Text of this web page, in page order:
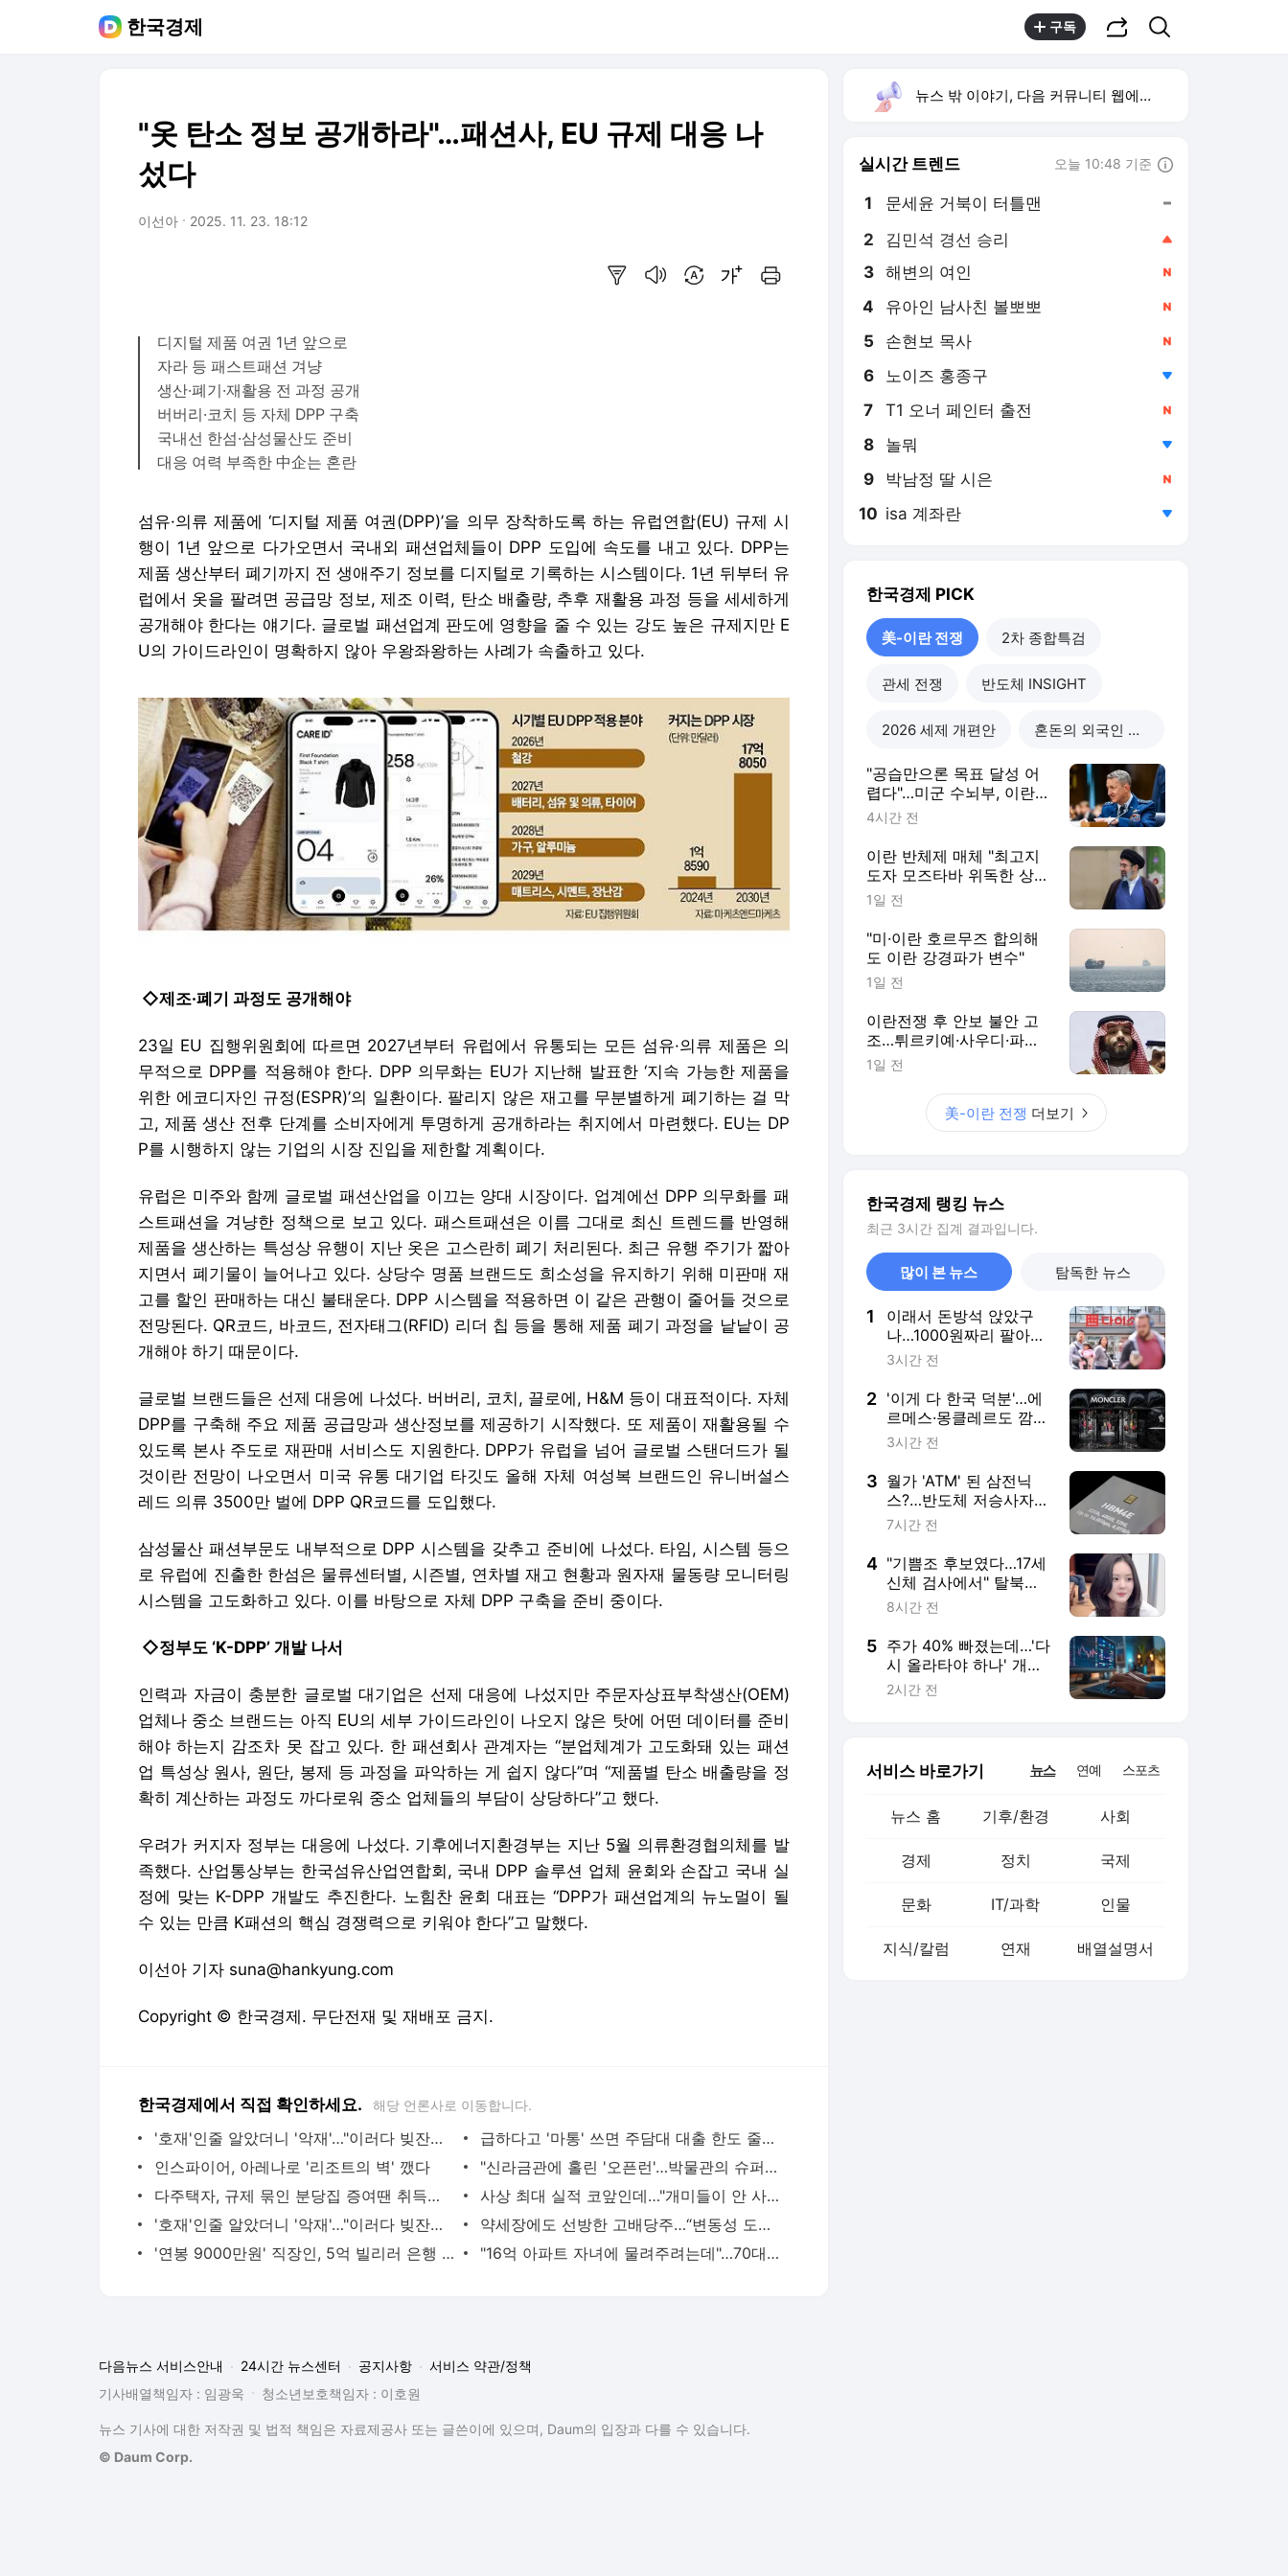
한국경제 구독
"옷 탄소 정보 공개하라"…패션사, EU 규제 대응 나
섰다
이선아 2025. 11. 23. 18:12
디지털 제품 여권 1년 앞으로
자라 등 패스트패션 겨냥
생산·폐기·재활용 전 과정 공개
버버리·코치 등 자체 DPP 구축
국내선 한섬·삼성물산도 준비
대응 여력 부족한 中企는 혼란
섬유·의류 제품에 ‘디지털 제품 여권(DPP)’을 의무 장착하도록 하는 유럽연합(EU) 규제 시
행이 1년 앞으로 다가오면서 국내외 패션업체들이 DPP 도입에 속도를 내고 있다. DPP는
제품 생산부터 폐기까지 전 생애주기 정보를 디지털로 기록하는 시스템이다. 1년 뒤부터 유
럽에서 옷을 팔려면 공급망 정보, 제조 이력, 탄소 배출량, 추후 재활용 과정 등을 세세하게
공개해야 한다는 얘기다. 글로벌 패션업계 판도에 영향을 줄 수 있는 강도 높은 규제지만 E
U의 가이드라인이 명확하지 않아 우왕좌왕하는 사례가 속출하고 있다.
◇제조·폐기 과정도 공개해야
23일 EU 집행위원회에 따르면 2027년부터 유럽에서 유통되는 모든 섬유·의류 제품은 의
무적으로 DPP를 적용해야 한다. DPP 의무화는 EU가 지난해 발표한 ‘지속 가능한 제품을
위한 에코디자인 규정(ESPR)’의 일환이다. 팔리지 않은 재고를 무분별하게 폐기하는 걸 막
고, 제품 생산 전후 단계를 소비자에게 투명하게 공개하라는 취지에서 마련했다. EU는 DP
P를 시행하지 않는 기업의 시장 진입을 제한할 계획이다.
유럽은 미주와 함께 글로벌 패션산업을 이끄는 양대 시장이다. 업계에선 DPP 의무화를 패
스트패션을 겨냥한 정책으로 보고 있다. 패스트패션은 이름 그대로 최신 트렌드를 반영해
제품을 생산하는 특성상 유행이 지난 옷은 고스란히 폐기 처리된다. 최근 유행 주기가 짧아
지면서 폐기물이 늘어나고 있다. 상당수 명품 브랜드도 희소성을 유지하기 위해 미판매 재
고를 할인 판매하는 대신 불태운다. DPP 시스템을 적용하면 이 같은 관행이 줄어들 것으로
전망된다. QR코드, 바코드, 전자태그(RFID) 리더 칩 등을 통해 제품 폐기 과정을 낱낱이 공
개해야 하기 때문이다.
글로벌 브랜드들은 선제 대응에 나섰다. 버버리, 코치, 끌로에, H&M 등이 대표적이다. 자체
DPP를 구축해 주요 제품 공급망과 생산정보를 제공하기 시작했다. 또 제품이 재활용될 수
있도록 본사 주도로 재판매 서비스도 지원한다. DPP가 유럽을 넘어 글로벌 스탠더드가 될
것이란 전망이 나오면서 미국 유통 대기업 타깃도 올해 자체 여성복 브랜드인 유니버설스
레드 의류 3500만 벌에 DPP QR코드를 도입했다.
삼성물산 패션부문도 내부적으로 DPP 시스템을 갖추고 준비에 나섰다. 타임, 시스템 등으
로 유럽에 진출한 한섬은 물류센터별, 시즌별, 연차별 재고 현황과 원자재 물동량 모니터링
시스템을 고도화하고 있다. 이를 바탕으로 자체 DPP 구축을 준비 중이다.
◇정부도 ‘K-DPP’ 개발 나서
인력과 자금이 충분한 글로벌 대기업은 선제 대응에 나섰지만 주문자상표부착생산(OEM)
업체나 중소 브랜드는 아직 EU의 세부 가이드라인이 나오지 않은 탓에 어떤 데이터를 준비
해야 하는지 감조차 못 잡고 있다. 한 패션회사 관계자는 “분업체계가 고도화돼 있는 패션
업 특성상 원사, 원단, 봉제 등 과정을 파악하는 게 쉽지 않다”며 “제품별 탄소 배출량을 정
확히 계산하는 과정도 까다로워 중소 업체들의 부담이 상당하다”고 했다.
우려가 커지자 정부는 대응에 나섰다. 기후에너지환경부는 지난 5월 의류환경협의체를 발
족했다. 산업통상부는 한국섬유산업연합회, 국내 DPP 솔루션 업체 윤회와 손잡고 국내 실
정에 맞는 K-DPP 개발도 추진한다. 노힘찬 윤회 대표는 “DPP가 패션업계의 뉴노멀이 될
수 있는 만큼 K패션의 핵심 경쟁력으로 키워야 한다”고 말했다.
이선아 기자 suna@hankyung.com
Copyright © 한국경제. 무단전재 및 재배포 금지.
한국경제에서 직접 확인하세요. 해당 언론사로 이동합니다.
'호재'인줄 알았더니 '악재'…"이러다 빚잔치" 대기업 '한숨'
급하다고 '마통' 쓰면 주담대 대출 한도 줄어요
인스파이어, 아레나로 '리조트의 벽' 깼다
"신라금관에 홀린 '오픈런'…박물관의 슈퍼스타 되겠다"
다주택자, 규제 묶인 분당집 증여땐 취득세 3배
사상 최대 실적 코앞인데…"개미들이 안 사요" 무슨 일? [윤현주의 主食이 주식]
'호재'인줄 알았더니 '악재'…"이러다 빚잔치" 대기업 '한숨'
약세장에도 선방한 고배당주…“변동성 도피처”
'연봉 9000만원' 직장인, 5억 빌리러 은행 갔다가…'화들짝'
"16억 아파트 자녀에 물려주려는데"…70대 다주택자 '날벼락' [고정삼의 절세GPT]
뉴스 밖 이야기, 다음 커뮤니티 웹에서 보기
실시간 트렌드 오늘 10:48 기준
1 문세윤 거북이 터틀맨
2 김민석 경선 승리
3 해변의 여인
4 유아인 남사친 볼뽀뽀
5 손현보 목사
6 노이즈 홍종구
7 T1 오너 페인터 출전
8 놀뭐
9 박남정 딸 시은
10 isa 계좌란
한국경제 PICK
美-이란 전쟁 2차 종합특검
관세 전쟁 반도체 INSIGHT
2026 세제 개편안 혼돈의 외국인 고용시장
"공습만으론 목표 달성 어
렵다"…미군 수뇌부, 이란전
출구전략 모색
4시간 전
이란 반체제 매체 "최고지
도자 모즈타바 위독한 상
태"
1일 전
"미·이란 호르무즈 합의해
도 이란 강경파가 변수"
1일 전
이란전쟁 후 안보 불안 고
조…튀르키예·사우디·파키
스탄 손잡는다
1일 전
美-이란 전쟁 더보기
한국경제 랭킹 뉴스
최근 3시간 집계 결과입니다.
많이 본 뉴스 탐독한 뉴스
1
이래서 돈방석 앉았구
나…1000원짜리 팔아
4000억 번 비결 [권용
3시간 전
2 '이게 다 한국 덕분'…에
르메스·몽클레르도 깜짝
놀랐다 [안혜원의 명품
3시간 전
3 월가 'ATM' 된 삼전닉
스?…반도체 저승사자도
"이젠 살 때" [빈난새의
7시간 전
4 "기쁨조 후보였다…17세
신체 검사에서" 탈북민
'충격' 고백
8시간 전
5 주가 40% 빠졌는데…'다
시 올라타야 하나' 개미
들 들썩 [한경우의 케이
2시간 전
서비스 바로가기 뉴스 연예 스포츠
뉴스 홈 기후/환경 사회
경제 정치 국제
문화 IT/과학 인물
지식/칼럼 연재 배열설명서
다음뉴스 서비스안내 24시간 뉴스센터 공지사항
서비스 약관/정책
기사배열책임자 : 임광욱
청소년보호책임자 : 이호원
뉴스 기사에 대한 저작권 및 법적 책임은 자료제공사 또는 글쓴이에 있으며, Daum의 입장과 다를 수 있습니다.
© Daum Corp.